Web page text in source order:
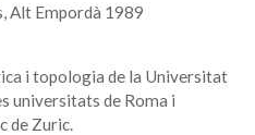
Alt Empordà 1989
i topologia de la Universitat
universitats de Roma i
de Zuric.